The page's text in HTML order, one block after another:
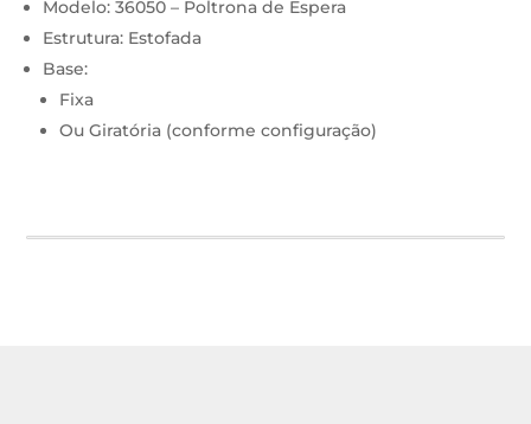
Modelo: 36050 – Poltrona de Espera
Estrutura: Estofada
Base:
Fixa
Ou Giratória (conforme configuração)